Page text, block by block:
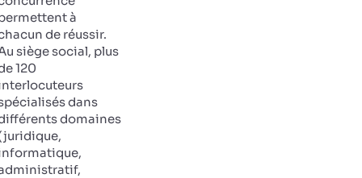
à
de réussir.
siège social, plus
120
dans
domaines